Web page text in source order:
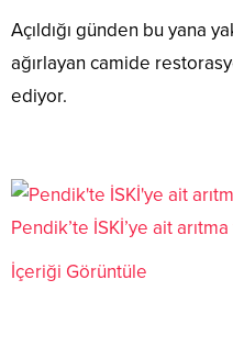
Açıldığı günden bu yana
ağırlayan camide
ediyor.
Pendik’te İSKİ’ye ait
İçeriği Görüntüle